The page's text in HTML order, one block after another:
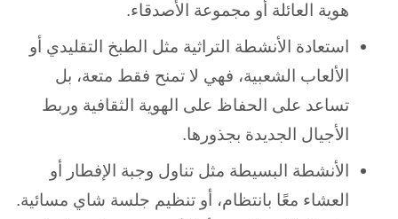
هوية العائلة أو مجموعة الأصدقاء.
استعادة الأنشطة التراثية مثل الطبخ التقليدي أو
الألعاب الشعبية، فهي لا تمنح فقط متعة، بل
تساعد على الحفاظ على الهوية الثقافية وربط
الأجيال الجديدة بجذورها.
الأنشطة البسيطة مثل تناول وجبة الإفطار أو
العشاء معًا بانتظام، أو تنظيم جلسة شاي مسائية.